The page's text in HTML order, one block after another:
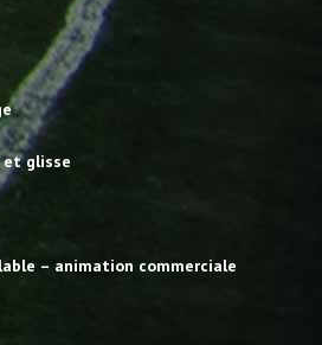
et glisse
– animation commerciale